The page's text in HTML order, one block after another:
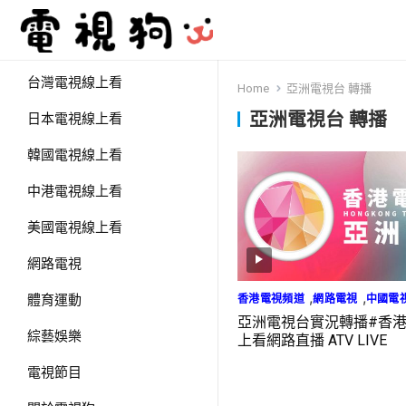
台灣電視線上看
日本電視線上看
韓國電視線上看
中港電視線上看
美國電視線上看
網路電視
體育運動
綜藝娛樂
電視節目
Home 亞洲電視台 轉播
亞洲電視台 轉播
香港電視頻道 ,網路電視 ,中國電
亞洲電視台實況轉播#香
上看網路直播 ATV LIVE